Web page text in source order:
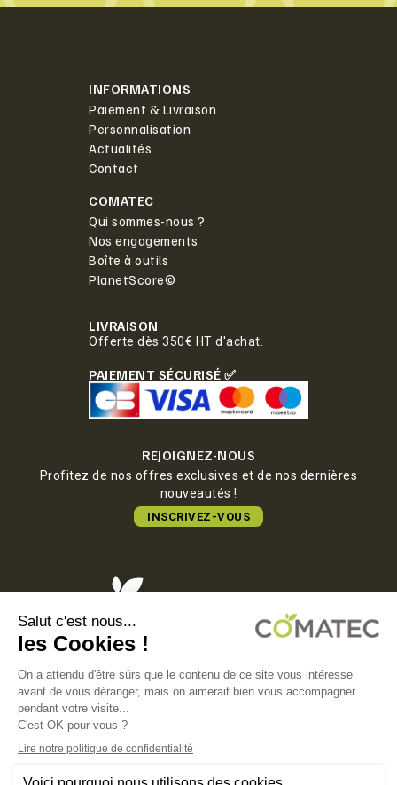
INFORMATIONS
Paiement & Livraison
Personnalisation
Actualités
Contact
COMATEC
Qui sommes-nous ?
Nos engagements
Boîte à outils
PlanetScore©
LIVRAISON
Offerte dès 350€ HT d'achat.
PAIEMENT SÉCURISÉ ✅
REJOIGNEZ-NOUS
Profitez de nos offres exclusives et de nos dernières
nouveautés !
INSCRIVEZ-VOUS
COMATEC PACKAGING
Boulevard François-Xavier Fafeur
11000 Carcassonne, FRANCE
MENTIONS LÉGALES